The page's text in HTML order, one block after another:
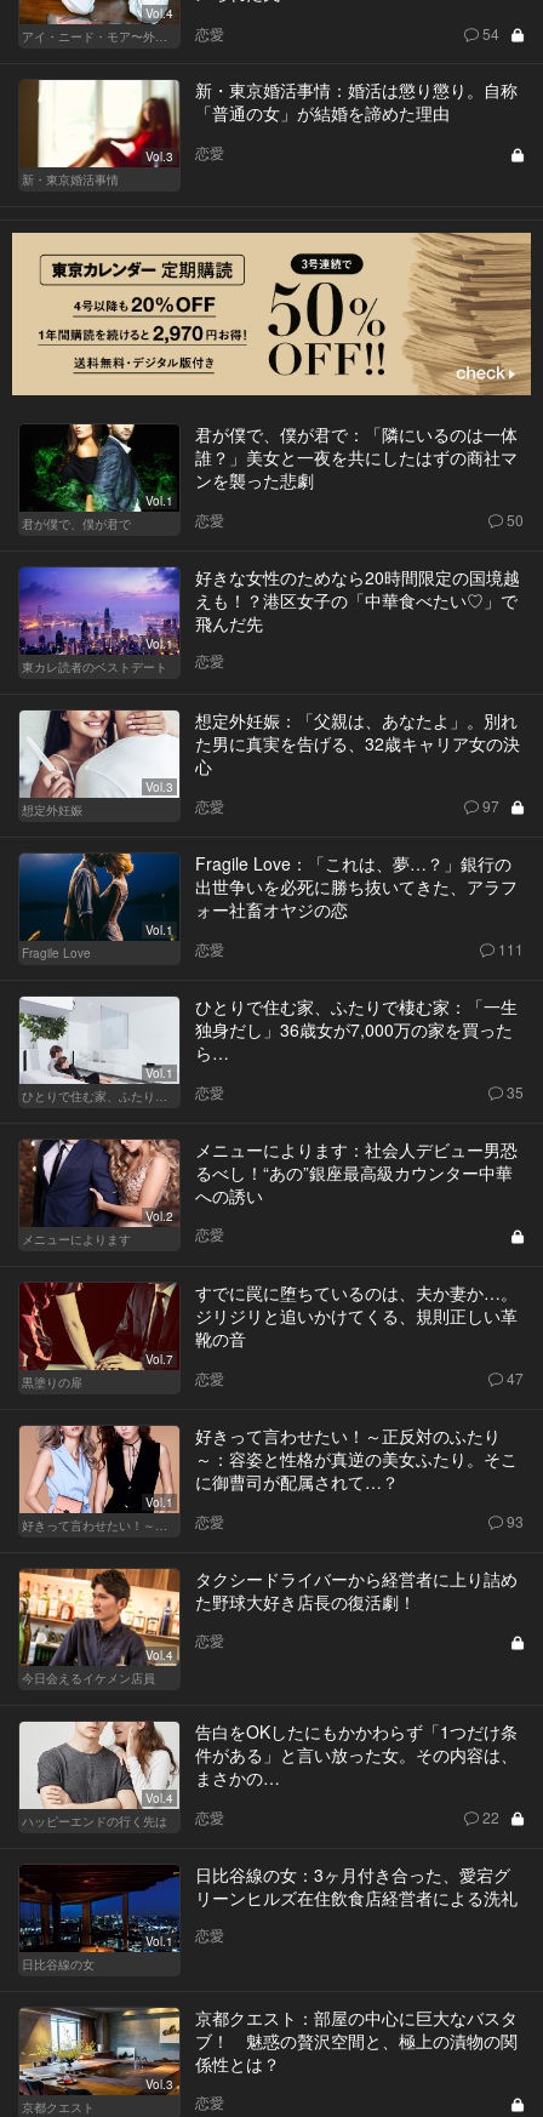
Vol.4
アイ・ニード・モア〜外資系オンナの欲望〜
恋愛 54
Vol.3
新・東京婚活事情
新・東京婚活事情：婚活は懲り懲り。自称
「普通の女」が結婚を諦めた理由
恋愛
Vol.1
君が僕で、僕が君で
君が僕で、僕が君で：「隣にいるのは一体
誰？」美女と一夜を共にしたはずの商社マ
ンを襲った悲劇
恋愛 50
Vol.1
東カレ読者のベストデート
好きな女性のためなら20時間限定の国境越
えも！？港区女子の「中華食べたい♡」で
飛んだ先
恋愛
Vol.3
想定外妊娠
想定外妊娠：「父親は、あなたよ」。別れ
た男に真実を告げる、32歳キャリア女の決
心
恋愛 97
Vol.1
Fragile Love
Fragile Love：「これは、夢…？」銀行の
出世争いを必死に勝ち抜いてきた、アラフ
ォー社畜オヤジの恋
恋愛 111
Vol.1
ひとりで住む家、ふたりで棲む家
ひとりで住む家、ふたりで棲む家：「一生
独身だし」36歳女が7,000万の家を買った
ら…
恋愛 35
Vol.2
メニューによります
メニューによります：社会人デビュー男恐
るべし！“あの”銀座最高級カウンター中華
への誘い
恋愛
Vol.7
黒塗りの扉
すでに罠に堕ちているのは、夫か妻か…。
ジリジリと追いかけてくる、規則正しい革
靴の音
恋愛 47
Vol.1
好きって言わせたい！～正反対のふたり
～：容姿と性格が真逆の美女ふたり。そこ
に御曹司が配属されて…？
恋愛 93
Vol.4
今日会えるイケメン店員
タクシードライバーから経営者に上り詰め
た野球大好き店長の復活劇！
恋愛
Vol.4
ハッピーエンドの行く先は
告白をOKしたにもかかわらず「1つだけ条
件がある」と言い放った女。その内容は、
まさかの…
恋愛 22
Vol.1
日比谷線の女
日比谷線の女：3ヶ月付き合った、愛宕グ
リーンヒルズ在住飲食店経営者による洗礼
恋愛
Vol.3
京都クエスト
京都クエスト：部屋の中心に巨大なバスタ
ブ！ 魅惑の贅沢空間と、極上の漬物の関
係性とは？
恋愛